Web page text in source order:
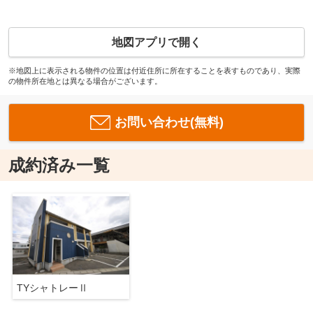
地図アプリで開く
※地図上に表示される物件の位置は付近住所に所在することを表すものであり、実際
の物件所在地とは異なる場合がございます。
お問い合わせ(無料)
成約済み一覧
TYシャトレーⅡ